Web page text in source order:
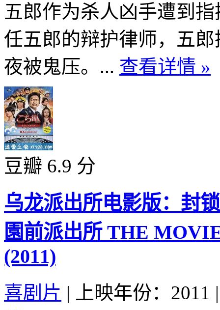
五郎作为杀人凶手遭到
任五郎的辩护律师，五
夜被鬼压。... 查看详情 »
豆瓣 6.9 分
乌龙派出所电影版：封
園前派出所 THE
(2011)
喜剧片 | 上映年份：2011 |